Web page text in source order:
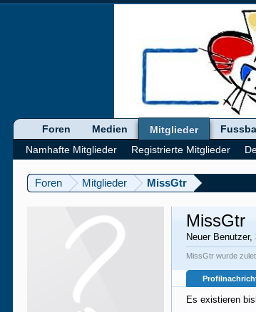
Foren Mitglieder MissGtr
MissGtr
Neuer Benutzer,
MissGtr wurde
Es existieren
Foren Medien
Mitglieder
Namhafte Mitglieder
Registrierte Mitglieder